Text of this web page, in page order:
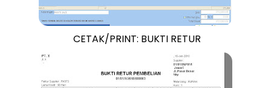
CETAK/PRINT: BUKTI RETUR